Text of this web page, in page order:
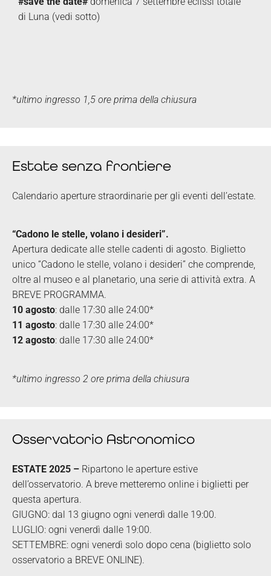
di Luna (vedi sotto)
*ultimo ingresso 1,5 ore prima della chiusura
Estate senza frontiere
Calendario aperture straordinarie per gli eventi dell’estate.
“Cadono le stelle, volano i desideri”.
Apertura dedicate alle stelle cadenti di agosto. Biglietto
unico “Cadono le stelle, volano i desideri” che comprende,
oltre al museo e al planetario, una serie di attività extra. A
BREVE PROGRAMMA.
10 agosto: dalle 17:30 alle 24:00*
11 agosto: dalle 17:30 alle 24:00*
12 agosto: dalle 17:30 alle 24:00*
*ultimo ingresso 2 ore prima della chiusura
Osservatorio Astronomico
ESTATE 2025 – Ripartono le aperture estive
dell’osservatorio. A breve metteremo online i biglietti per
questa apertura.
GIUGNO: dal 13 giugno ogni venerdì dalle 19:00.
LUGLIO: ogni venerdì dalle 19:00.
SETTEMBRE: ogni venerdì solo dopo cena (biglietto solo
osservatorio a BREVE ONLINE).